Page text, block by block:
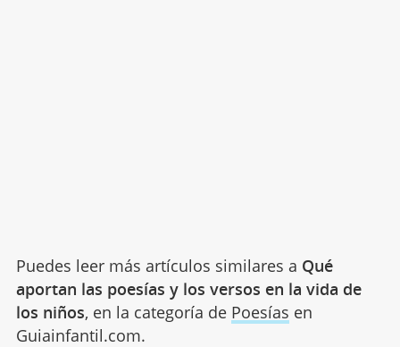
Puedes leer más artículos similares a Qué
aportan las poesías y los versos en la vida de
los niños, en la categoría de Poesías en
Guiainfantil.com.